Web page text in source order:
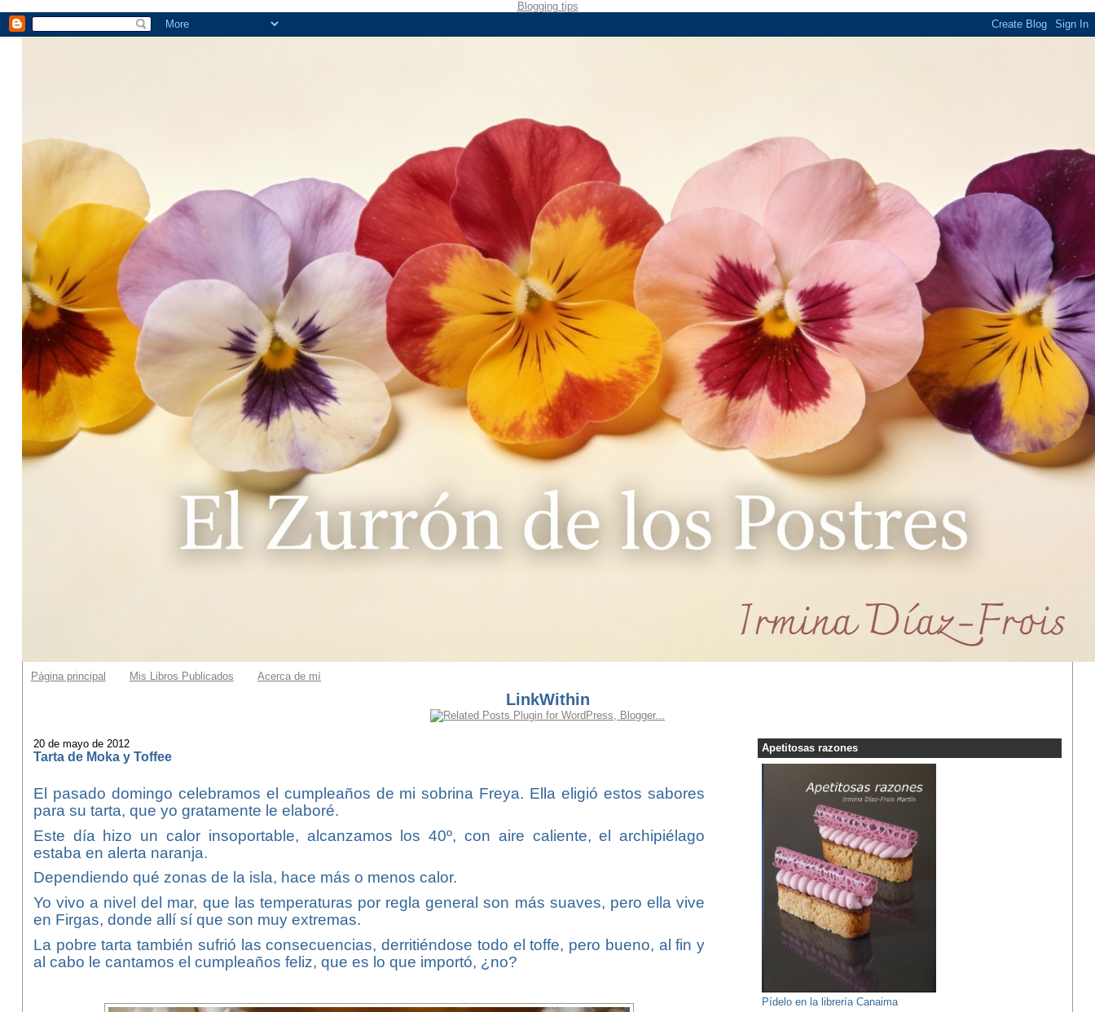
Blogging tips
Página principal Mis Libros Publicados Acerca de mí
LinkWithin
20 de mayo de 2012
Tarta de Moka y Toffee
El pasado domingo celebramos el cumpleaños de mi sobrina Freya. Ella eligió estos sabores
para su tarta, que yo gratamente le elaboré.
Este día hizo un calor insoportable, alcanzamos los 40º, con aire caliente, el archipiélago
estaba en alerta naranja.
Dependiendo qué zonas de la isla, hace más o menos calor.
Yo vivo a nivel del mar, que las temperaturas por regla general son más suaves, pero ella vive
en Firgas, donde allí sí que son muy extremas.
La pobre tarta también sufrió las consecuencias, derritiéndose todo el toffe, pero bueno, al fin y
al cabo le cantamos el cumpleaños feliz, que es lo que importó, ¿no?
Apetitosas razones
Pídelo en la librería Canaima